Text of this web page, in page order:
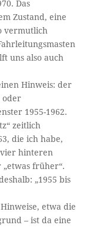
Das
Zustand, eine
vermutlich
uns also auch
Hinweis: der
oder
1955-1962.
zeitlich
die ich habe,
hinteren
früher“.
„1955 bis
etwa die
– ist da eine